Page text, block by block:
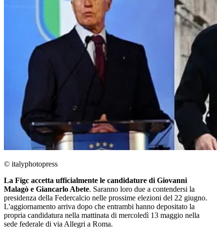
© italyphotopress
La Figc accetta ufficialmente le candidature di Giovanni
Malagò e Giancarlo Abete. Saranno loro due a contendersi la
presidenza della Federcalcio nelle prossime elezioni del 22 giugno.
L'aggiornamento arriva dopo che entrambi hanno depositato la
propria candidatura nella mattinata di mercoledì 13 maggio nella
sede federale di via Allegri a Roma.